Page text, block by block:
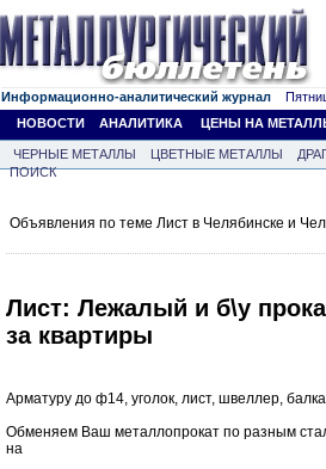
Информационно-аналитический журнал
НОВОСТИ
АНАЛИТИКА ЦЕНЫ НА
ЧЕРНЫЕ МЕТАЛЛЫ ЦВЕТНЫЕ МЕТАЛЛЫ
ПОИСК
Объявления по теме Лист в Челябинске и
Лист: Лежалый и б\у
за квартиры
Арматуру до ф14, уголок, лист, швеллер,
Обменяем Ваш металлопрокат по разным
на